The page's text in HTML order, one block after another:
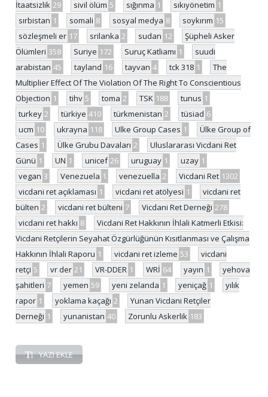
İtaatsizlik 29 sivil ölüm 5 sığınma 1 sıkıyönetim 1
sırbistan 1 somali 8 sosyal medya 8 soykırım 15
sözleşmeli er 17 srilanka 2 sudan 12
Şüpheli Asker
Ölümleri 358 Suriye 172 Suruç Katliamı 1
suudi
arabistan 45 tayland 16 tayvan 4 tck 318 1
The
Multiplier Effect Of The Violation Of The Right To Conscientious
Objection 1 tihv 5 toma 2 TSK 188 tunus 1
turkey 2 türkiye 410 türkmenistan 2 tüsiad 6
ucm 10 ukrayna 118 Ulke Group Cases 1
Ülke Group of
Cases 1 Ülke Grubu Davaları 2
Uluslararası Vicdani Ret
Günü 1 UN 1 unicef 26 uruguay 1 uzay 1
vegan 3 Venezuela 1 venezuella 2 Vicdani Ret 1302
vicdani ret açıklaması 1 vicdani ret atölyesi 1
vicdani ret
bülten 2 vicdani ret bülteni 7 Vicdani Ret Derneği 278
vicdani ret hakkı 8
Vicdani Ret Hakkının İhlali Katmerli Etkisi:
Vicdani Retçilerin Seyahat Özgürlüğünün Kısıtlanması ve Çalışma
Hakkının İhlali Raporu 1 vicdani ret izleme 53
vicdani
retçi 5 vr der 21 VR-DDER 1 WRİ 64 yayın 1
yehova
şahitleri 7 yemen 59 yeni zelanda 1 yeniçağ 1
yılık
rapor 1 yoklama kaçağı 2
Yunan Vicdani Retçiler
Derneği 1 yunanistan 40 Zorunlu Askerlik 183
YAZI EKLE